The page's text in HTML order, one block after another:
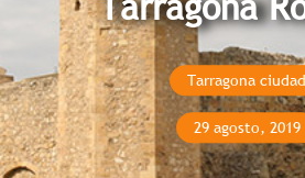
Tarragona ciudad
29 agosto, 2019